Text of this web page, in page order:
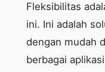
Fleksibilitas
ini. Ini adalah
dengan mudah
berbagai